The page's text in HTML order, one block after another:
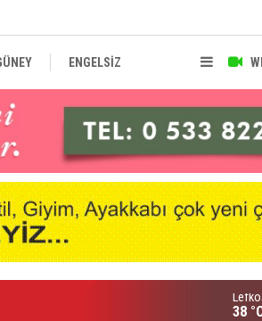
ENGELSİZ
Arsenal, Bruno Guimaraes 38